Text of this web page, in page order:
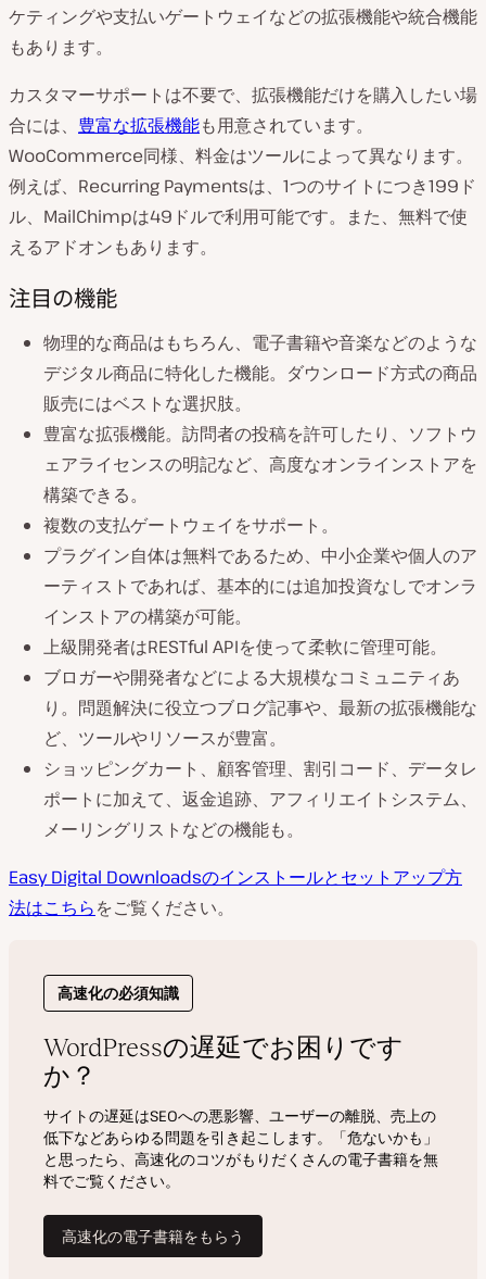
ケティングや支払いゲートウェイなどの拡張機能や統合機能
もあります。
カスタマーサポートは不要で、拡張機能だけを購入したい場
合には、 豊富な拡張機能も用意されています。
WooCommerce同様、料金はツールによって異なります。
例えば、Recurring Paymentsは、1つのサイトにつき199ド
ル、MailChimpは49ドルで利用可能です。また、無料で使
えるアドオンもあります。
注目の機能
物理的な商品はもちろん、電子書籍や音楽などのような
デジタル商品に特化した機能。ダウンロード方式の商品
販売にはベストな選択肢。
豊富な拡張機能。訪問者の投稿を許可したり、ソフトウ
ェアライセンスの明記など、高度なオンラインストアを
構築できる。
複数の支払ゲートウェイをサポート。
プラグイン自体は無料であるため、中小企業や個人のア
ーティストであれば、基本的には追加投資なしでオンラ
インストアの構築が可能。
上級開発者はRESTful APIを使って柔軟に管理可能。
ブロガーや開発者などによる大規模なコミュニティあ
り。問題解決に役立つブログ記事や、最新の拡張機能な
ど、ツールやリソースが豊富。
ショッピングカート、顧客管理、割引コード、データレ
ポートに加えて、返金追跡、アフィリエイトシステム、
メーリングリストなどの機能も。
Easy Digital Downloadsのインストールとセットアップ方
法はこちらをご覧ください。